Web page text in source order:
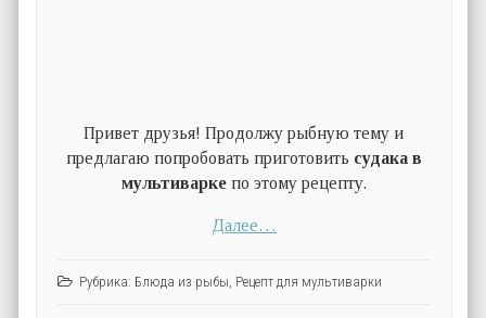
Привет друзья! Продолжу рыбную тему и
предлагаю попробовать приготовить судака в
мультиваркепо этому рецепту.
Далее…
Рубрика: Блюда из рыбы Рецепт для мультиварки